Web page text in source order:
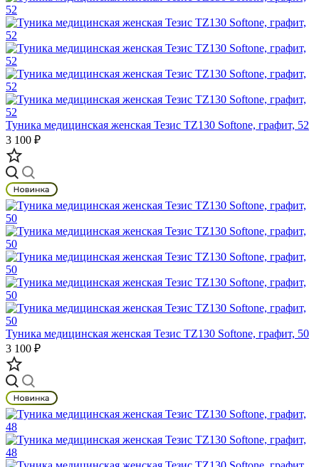
Туника медицинская женская Тезис TZ130 Softone, графит, 52
3 100 ₽
Туника медицинская женская Тезис TZ130 Softone, графит, 50
3 100 ₽